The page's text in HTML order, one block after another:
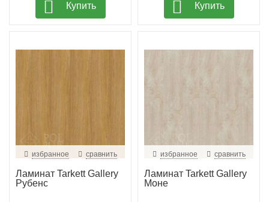
Купить Купить
избранное сравнить
Ламинат Tarkett Gallery
Рубенс
избранное сравнить
Ламинат Tarkett Gallery
Моне